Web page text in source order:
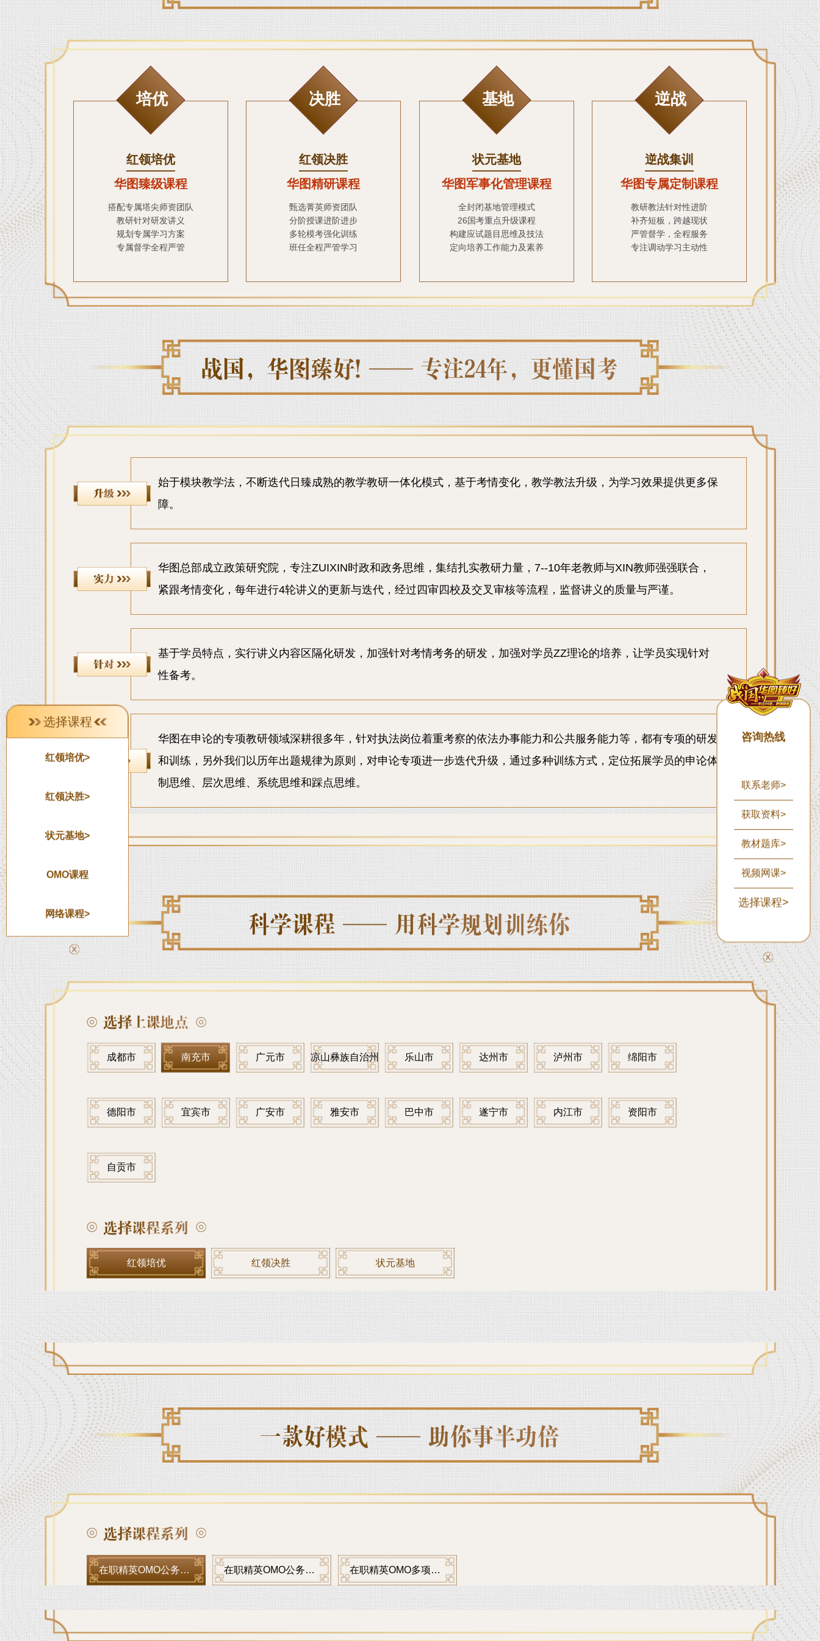
培优
红领培优
华图臻级课程
搭配专属塔尖师资团队
教研针对研发讲义
规划专属学习方案
专属督学全程严管
决胜
红领决胜
华图精研课程
甄选菁英师资团队
分阶授课进阶进步
多轮模考强化训练
班任全程严管学习
基地
状元基地
华图军事化管理课程
全封闭基地管理模式
26国考重点升级课程
构建应试题目思维及技法
定向培养工作能力及素养
逆战
逆战集训
华图专属定制课程
教研教法针对性进阶
补齐短板，跨越现状
严管督学，全程服务
专注调动学习主动性
始于模块教学法，不断迭代日臻成熟的教学教研一体化模式，基于考情变化，教学教法升级，为学习效果提供更多保
障。
华图总部成立政策研究院，专注ZUIXIN时政和政务思维，集结扎实教研力量，7--10年老教师与XIN教师强强联合，
紧跟考情变化，每年进行4轮讲义的更新与迭代，经过四审四校及交叉审核等流程，监督讲义的质量与严谨。
基于学员特点，实行讲义内容区隔化研发，加强针对考情考务的研发，加强对学员ZZ理论的培养，让学员实现针对
性备考。
华图在申论的专项教研领域深耕很多年，针对执法岗位着重考察的依法办事能力和公共服务能力等，都有专项的研发
和训练，另外我们以历年出题规律为原则，对申论专项进一步迭代升级，通过多种训练方式，定位拓展学员的申论体
制思维、层次思维、系统思维和踩点思维。
成都市 南充市 广元市 凉山彝族自治州 乐山市 达州市 泸州市 绵阳市
德阳市 宜宾市 广安市 雅安市 巴中市 遂宁市 内江市 资阳市
自贡市
红领培优 红领决胜 状元基地
在职精英OMO公务员题海冲刺无限学A 在职精英OMO公务员题海冲刺无限学B 在职精英OMO多项目无限学
选择课程
红领培优>
红领决胜>
状元基地>
OMO课程
网络课程>
咨询热线
联系老师>
获取资料>
教材题库>
视频网课>
选择课程>